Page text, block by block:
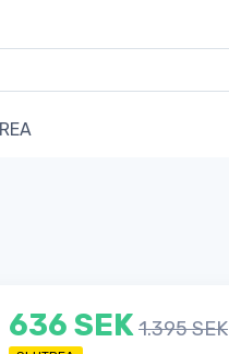
REA
636 SEK 1.395 SEK